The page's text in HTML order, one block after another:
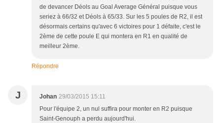
de devancer Déols au Goal Average Général puisque vous
seriez à 66/32 et Déols à 65/33. Sur les 5 poules de R2, il est
désormais certains qu'avec 6 victoires pour 1 défaite, c'est le
2ème de cette poule E qui montera en R1 en qualité de
meilleur 2ème.
Répondre
J Johan 29/03/2015 15:11
Pour l'équipe 2, un nul suffira pour monter en R2 puisque
Saint-Genouph a perdu aujourd'hui.